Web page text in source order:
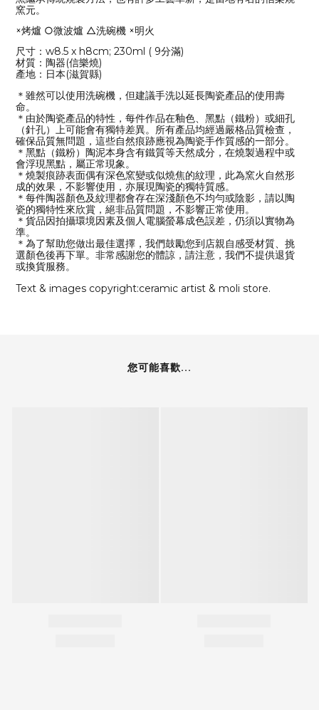
窯元。
×烤爐 ○微波爐 △洗碗機 ×明火
尺寸：w8.5 x h8cm; 230ml ( 9分滿)
材質：陶器(信樂燒)
產地：日本(滋賀縣)
＊雖然可以使用洗碗機，但建議手洗以延長陶瓷產品的使用壽
命。
＊由於陶瓷產品的特性，每件作品在釉色、黑點（鐵粉）或細孔
（針孔）上可能會有獨特差異。所有產品均經過嚴格品質檢查，
確保品質無問題，這些自然痕跡應視為陶瓷手作質感的一部分。
＊黑點（鐵粉）陶泥本身含有鐵質等天然成分，在燒製過程中或
會浮現黑點，屬正常現象。
＊燒製痕跡表面偶有深色窯變或似燒焦的紋理，此為窯火自然形
成的效果，不影響使用，亦展現陶瓷的獨特質感。
＊每件陶器顏色及紋理都會存在深淺顏色不均勻或陰影，請以陶
瓷的獨特性來欣賞，絕非品質問題，不影響正常使用。
＊貨品因拍攝環境因素及個人電腦螢幕成色誤差，仍須以實物為
準。
＊為了幫助您做出最佳選擇，我們鼓勵您到店親自感受材質、挑
選顏色後再下單。非常感謝您的體諒，請注意，我們不提供退貨
或換貨服務。
Text & images copyright:ceramic artist & moli store.
您可能喜歡...